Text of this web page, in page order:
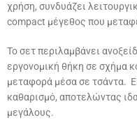
χρήση, συνδυάζει
compact μέγεθος που
Το σετ περιλαμβάνει
εργονομική θήκη σε σχήμα
μεταφορά μέσα σε τσάντα.
καθαρισμό, αποτελώντας
μεγάλους.